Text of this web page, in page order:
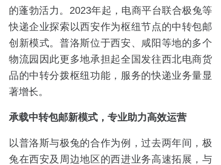
的蓬勃活力。2023年起，电商平台联合极兔等
快递企业探索以西安作为枢纽节点的中转包邮
创新模式。普洛斯位于西安、咸阳等地的多个
物流园因此更多地承担起全国发往西北电商货
品的中转分拨枢纽功能，服务的快递业务量显
著增长。
承载中转包邮新模式，专业助力高效运营
以普洛斯与极兔的合作为例，过去两年间，极
兔在西安及周边地区的西进业务高速拓展，与